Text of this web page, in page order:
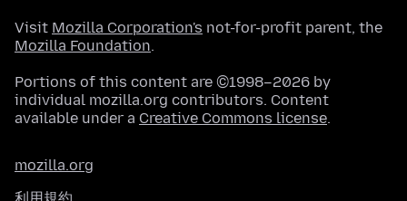
Visit Mozilla Corporation's not-for-profit parent, the
Mozilla Foundation.
Portions of this content are ©1998–2026 by
individual mozilla.org contributors. Content
available under a Creative Commons license.
mozilla.org